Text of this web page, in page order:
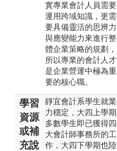
實專業會計人員需要
運用跨域知識，更需
要具備靈活的思辨力
與應變能力來進行整
體企業策略的規劃，
所以專業的會計人才
是企業營運中極為重
要的核心職。
學習
資源
或補
充說
靜宜會計系學生就業
力穩定，大四上學期
多數學生即已獲得四
大會計師事務所的工
作，大四下學期也陸